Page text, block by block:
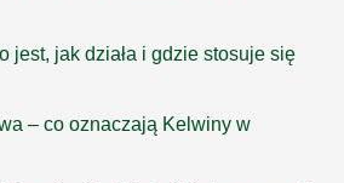
jest, jak działa i gdzie stosuje się
– co oznaczają Kelwiny w